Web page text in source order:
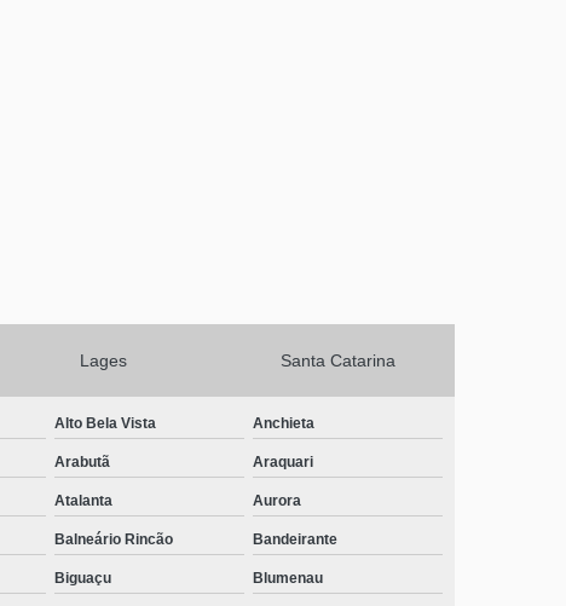
Lages Santa Catarina
Alto Bela Vista Anchieta
Arabutã Araquari
Atalanta Aurora
Balneário Rincão Bandeirante
Biguaçu Blumenau